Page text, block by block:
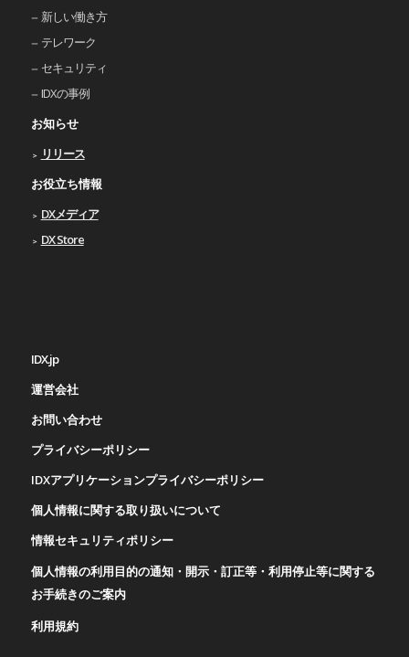
新しい働き⽅
テレワーク
セキュリティ
IDXの事例
お知らせ
リリース
お役立ち情報
DXメディア
DX Store
IDX.jp
運営会社
お問い合わせ
プライバシーポリシー
IDXアプリケーションプライバシーポリシー
個人情報に関する取り扱いについて
情報セキュリティポリシー
個人情報の利用目的の通知・開示・訂正等・利用停止等に関する
お手続きのご案内
利用規約